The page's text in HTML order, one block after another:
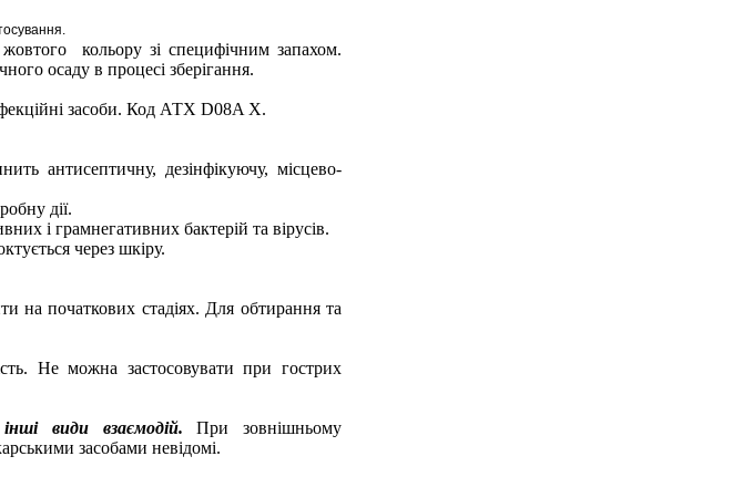
кольору зі специфічним запахом.
осаду в процесі зберігання.
засоби. Код АТХ D08A X.
антисептичну, дезінфікуючу, місцево-
дії.
і грамнегативних бактерій та вірусів.
через шкіру.
на початкових стадіях. Для обтирання та
Не можна застосовувати при гострих
види взаємодій.При зовнішньому
засобами невідомі.